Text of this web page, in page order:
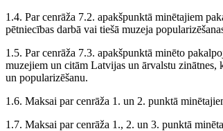
1.4. Par cenrāža 7.2. apakšpunktā minētajiem
pētniecības darbā vai tiešā muzeja
1.5. Par cenrāža 7.3. apakšpunktā minēto
muzejiem un citām Latvijas un ārvalstu zinātnes,
un popularizēšanu.
1.6. Maksai par cenrāža 1. un 2. punktā
1.7. Maksai par cenrāža 1., 2. un 3. punktā